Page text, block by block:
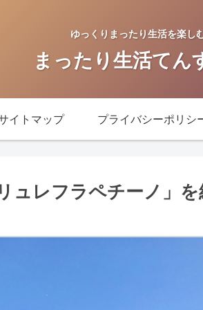
ゆっくりまったり生活を楽し
まったり生活てん
イトマップ プライバシーポリシ
ュレフラペチーノ」を